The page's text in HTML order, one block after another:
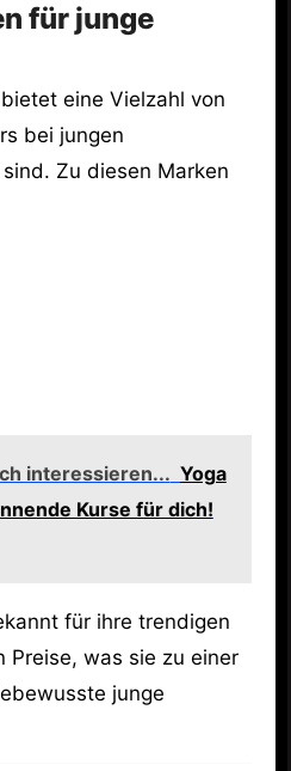
für junge
eine Vielzahl von
bei jungen
Zu diesen Marken
interessieren... Yoga
Kurse für dich!
für ihre trendigen
Preise, was sie zu einer
junge